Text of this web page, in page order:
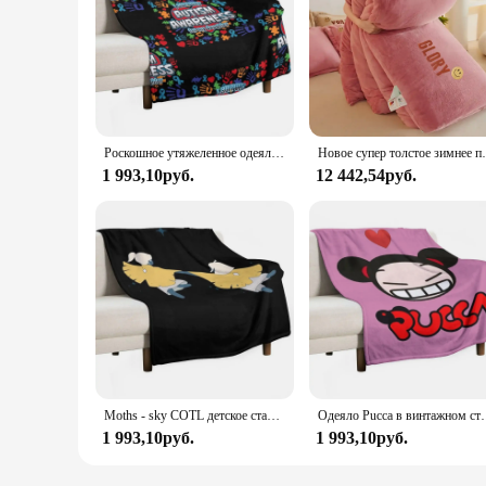
Роскошное утяжеленное одеяло для дивана от аутизма
1 993,10руб.
Новое супер толстое зимнее
12 442,54руб.
Moths - sky COTL детское стандартное одеяло для кровати клетчатые Утяжеленные одеяла
1 993,10руб.
Одеяло Pucca в
1 993,10руб.